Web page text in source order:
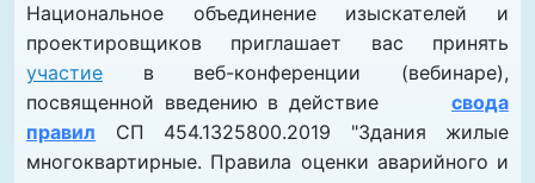
Национальное объединение изыскателей и
проектировщиков приглашает вас принять
участие в веб-конференции (вебинаре),
посвященной введению в действие
свода
правил СП 454.1325800.2019 "Здания жилые
многоквартирные. Правила оценки аварийного и